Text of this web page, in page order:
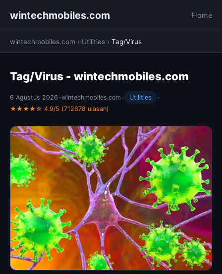
wintechmobiles.com Home
wintechmobiles.com › Utilities › Tag/Virus
Tag/Virus - wintechmobiles.com
6 Agustus 2026 •wintechmobiles.com • Utilities
•
★★★★☆ 4.9/5 (712678 ulasan)